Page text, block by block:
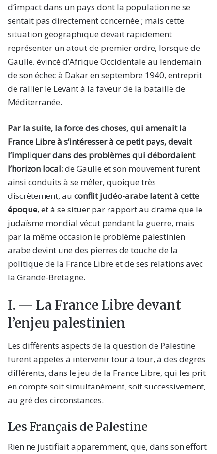
d’impact dans un pays dont la population ne se
sentait pas directement concernée ; mais cette
situation géographique devait rapidement
représenter un atout de premier ordre, lorsque de
Gaulle, évincé d’Afrique Occidentale au lendemain
de son échec à Dakar en septembre 1940, entreprit
de rallier le Levant à la faveur de la bataille de
Méditerranée.
Par la suite, la force des choses, qui amenait la
France Libre à s’intéresser à ce petit pays, devait
l’impliquer dans des problèmes qui débordaient
l’horizon local:de Gaulle et son mouvement furent
ainsi conduits à se mêler, quoique très
discrètement, au conflit judéo-arabe latent à cette
époque, et à se situer par rapport au drame que le
judaïsme mondial vécut pendant la guerre, mais
par la même occasion le problème palestinien
arabe devint une des pierres de touche de la
politique de la France Libre et de ses relations avec
la Grande-Bretagne.
I. — La France Libre devant
l’enjeu palestinien
Les différents aspects de la question de Palestine
furent appelés à intervenir tour à tour, à des degrés
différents, dans le jeu de la France Libre, qui les prit
en compte soit simultanément, soit successivement,
au gré des circonstances.
Les Français de Palestine
Rien ne justifiait apparemment, que, dans son effort